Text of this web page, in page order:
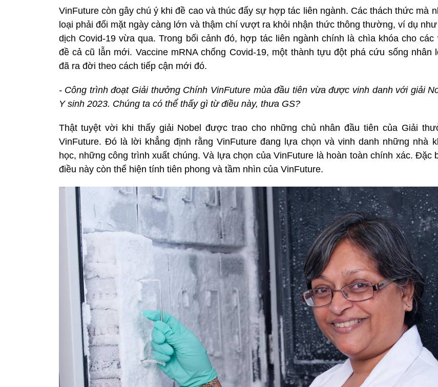
VinFuture còn gây chú ý khi đề cao và thúc đẩy sự hợp tác liên ngành. Các thách thức mà
loại phải đối mặt ngày càng lớn và thậm chí vượt ra khỏi nhận thức thông thường, ví dụ
dịch Covid-19 vừa qua. Trong bối cảnh đó, hợp tác liên ngành chính là chìa khóa cho các
đề cả cũ lẫn mới. Vaccine mRNA chống Covid-19, một thành tựu đột phá cứu sống nhân
đã ra đời theo cách tiếp cận mới đó.
- Công trình đoạt Giải thưởng Chính VinFuture mùa đầu tiên vừa được vinh danh với giải
Y sinh 2023. Chúng ta có thể thấy gì từ điều này, thưa GS?
Thật tuyệt vời khi thấy giải Nobel được trao cho những chủ nhân đầu tiên của Giải
VinFuture. Đó là lời khẳng định rằng VinFuture đang lựa chọn và vinh danh những nhà
học, những công trình xuất chúng. Và lựa chọn của VinFuture là hoàn toàn chính xác. Đặc
điều này còn thể hiện tính tiên phong và tầm nhìn của VinFuture.